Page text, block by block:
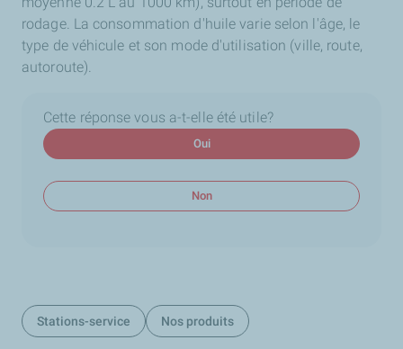
rodage. La consommation d'huile varie selon l'âge, le
type de véhicule et son mode d'utilisation (ville, route,
autoroute).
Cette réponse vous a-t-elle été utile?
Oui
Non
Stations-service Nos produits